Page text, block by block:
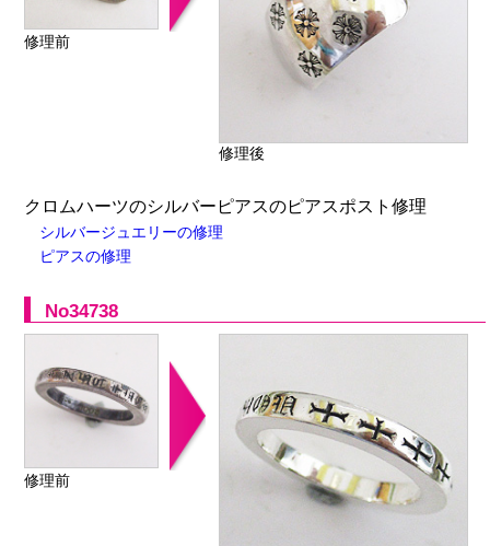
修理前
修理後
クロムハーツのシルバーピアスのピアスポスト修理
シルバージュエリーの修理
ピアスの修理
No34738
修理前